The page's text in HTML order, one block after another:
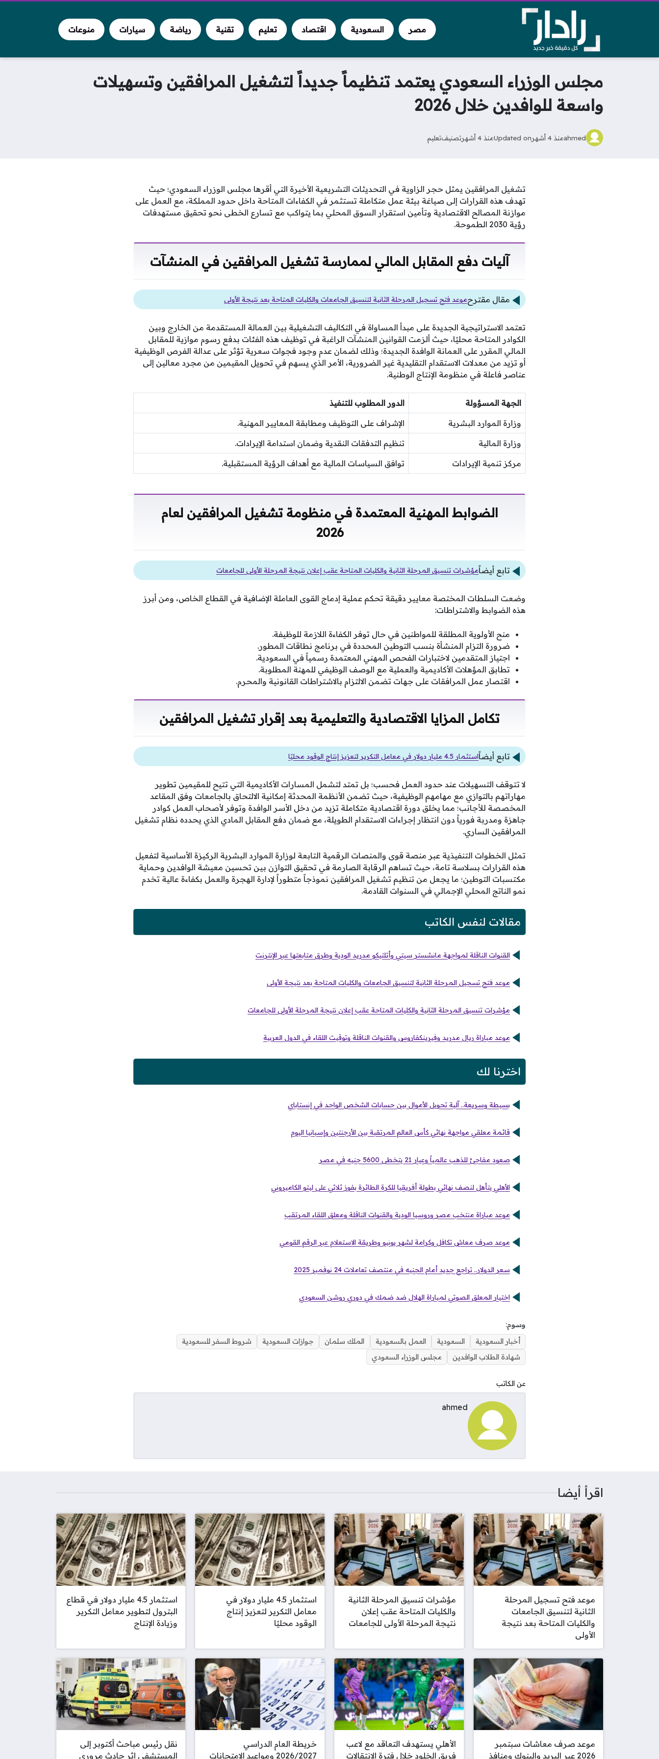
مصر السعودية اقتصاد تعليم تقنية رياضة سيارات منوعات
مجلس الوزراء السعودي يعتمد تنظيماً جديداً لتشغيل المرافقين وتسهيلات
واسعة للوافدين خلال 2026
ahmedمنذ 4 أشهر Updated onمنذ 4 أشهر تصنيفتعليم
تشغيل المرافقين يمثل حجر الزاوية في التحديثات التشريعية الأخيرة التي أقرها مجلس الوزراء السعودي؛ حيث
تهدف هذه القرارات إلى صياغة بيئة عمل متكاملة تستثمر في الكفاءات المتاحة داخل حدود المملكة، مع العمل على
موازنة المصالح الاقتصادية وتأمين استقرار السوق المحلي بما يتواكب مع تسارع الخطى نحو تحقيق مستهدفات
رؤية 2030 الطموحة.
آليات دفع المقابل المالي لممارسة تشغيل المرافقين في المنشآت
مقال مقترحموعد فتح تسجيل المرحلة الثانية لتنسيق الجامعات والكليات المتاحة بعد نتيجة الأولى
تعتمد الاستراتيجية الجديدة على مبدأ المساواة في التكاليف التشغيلية بين العمالة المستقدمة من الخارج وبين
الكوادر المتاحة محليًا، حيث ألزمت القوانين المنشآت الراغبة في توظيف هذه الفئات بدفع رسوم موازية للمقابل
المالي المقرر على العمانة الوافدة الجديدة؛ وذلك لضمان عدم وجود فجوات سعرية تؤثر على عدالة الفرص الوظيفية
أو تزيد من معدلات الاستقدام التقليدية غير الضرورية، الأمر الذي يسهم في تحويل المقيمين من مجرد معالين إلى
عناصر فاعلة في منظومة الإنتاج الوطنية.
الجهة المسؤولة الدور المطلوب للتنفيذ
وزارة الموارد البشرية الإشراف على التوظيف ومطابقة المعايير المهنية.
وزارة المالية تنظيم التدفقات النقدية وضمان استدامة الإيرادات.
مركز تنمية الإيرادات توافق السياسات المالية مع أهداف الرؤية المستقبلية.
الضوابط المهنية المعتمدة في منظومة تشغيل المرافقين لعام
2026
تابع أيضاًمؤشرات تنسيق المرحلة الثانية والكليات المتاحة عقب إعلان نتيجة المرحلة الأولى للجامعات
وضعت السلطات المختصة معايير دقيقة تحكم عملية إدماج القوى العاملة الإضافية في القطاع الخاص، ومن أبرز
هذه الضوابط والاشتراطات:
منح الأولوية المطلقة للمواطنين في حال توفر الكفاءة اللازمة للوظيفة.
ضرورة التزام المنشأة بنسب التوطين المحددة في برنامج نطاقات المطور.
اجتياز المتقدمين لاختبارات الفحص المهني المعتمدة رسمياً في السعودية.
تطابق المؤهلات الأكاديمية والعملية مع الوصف الوظيفي للمهنة المطلوبة.
اقتصار عمل المرافقات على جهات تضمن الالتزام بالاشتراطات القانونية والمحرم.
تكامل المزايا الاقتصادية والتعليمية بعد إقرار تشغيل المرافقين
تابع أيضاًاستثمار 4.5 مليار دولار في معامل التكرير لتعزيز إنتاج الوقود محليًا
لا تتوقف التسهيلات عند حدود العمل فحسب؛ بل تمتد لتشمل المسارات الأكاديمية التي تتيح للمقيمين تطوير
مهاراتهم بالتوازي مع مهامهم الوظيفية، حيث تضمن الأنظمة المحدثة إمكانية الالتحاق بالجامعات وفق المقاعد
المخصصة للأجانب؛ مما يخلق دورة اقتصادية متكاملة تزيد من دخل الأسر الوافدة وتوفر لأصحاب العمل كوادر
جاهزة ومدربة فورياً دون انتظار إجراءات الاستقدام الطويلة، مع ضمان دفع المقابل المادي الذي يحدده نظام تشغيل
المرافقين الساري.
تمثل الخطوات التنفيذية عبر منصة قوى والمنصات الرقمية التابعة لوزارة الموارد البشرية الركيزة الأساسية لتفعيل
هذه القرارات بسلاسة تامة، حيث تساهم الرقابة الصارمة في تحقيق التوازن بين تحسين معيشة الوافدين وحماية
مكتسبات التوطين؛ ما يجعل من تنظيم تشغيل المرافقين نموذجاً متطوراً لإدارة الهجرة والعمل بكفاءة عالية تخدم
نمو الناتج المحلي الإجمالي في السنوات القادمة.
مقالات لنفس الكاتب
القنوات الناقلة لمواجهة مانشستر سيتي وأتلتيكو مدريد الودية وطرق متابعتها عبر الإنترنت
موعد فتح تسجيل المرحلة الثانية لتنسيق الجامعات والكليات المتاحة بعد نتيجة الأولى
مؤشرات تنسيق المرحلة الثانية والكليات المتاحة عقب إعلان نتيجة المرحلة الأولى للجامعات
موعد مباراة ريال مدريد وفيرينكفاروس والقنوات الناقلة وتوقيت اللقاء في الدول العربية
اخترنا لك
بسيطة وسريعة.. آلية تحويل الأموال بين حسابات الشخص الواحد في إنستاباي
قائمة معلقي مواجهة نهائي كأس العالم المرتقبة بين الأرجنتين وإسبانيا اليوم
صعود مفاجئ للذهب عالمياً وعيار 21 يتخطى 5600 جنيه في مصر
الأهلي يتأهل لنصف نهائي بطولة أفريقيا للكرة الطائرة بفوز ثلاثي على ليتو الكاميروني
موعد مباراة منتخب مصر وروسيا الودية والقنوات الناقلة ومعلق اللقاء المرتقب
موعد صرف معاش تكافل وكرامة لشهر يونيو وطريقة الاستعلام عبر الرقم القومي
سعر الدولار.. تراجع جديد أمام الجنيه في منتصف تعاملات 24 نوفمبر 2025
اختيار المعلق الصوتي لمباراة الهلال ضد ضمك في دوري روشن السعودي
وسوم:
أخبار السعودية
السعودية العمل بالسعودية الملك سلمان جوازات السعودية
شروط السفر للسعودية
شهادة الطلاب الوافدين
مجلس الوزراء السعودي
عن الكاتب
ahmed
اقرأ أيضا
موعد فتح تسجيل المرحلة
الثانية لتنسيق الجامعات
والكليات المتاحة بعد نتيجة
الأولى
مؤشرات تنسيق المرحلة الثانية
والكليات المتاحة عقب إعلان
نتيجة المرحلة الأولى للجامعات
استثمار 4.5 مليار دولار في
معامل التكرير لتعزيز إنتاج
الوقود محليًا
استثمار 4.5 مليار دولار في قطاع
البترول لتطوير معامل التكرير
وزيادة الإنتاج
موعد صرف معاشات سبتمبر
2026 عبر البريد والبنوك ومنافذ
الأهلي يستهدف التعاقد مع لاعب
فريق الخلود خلال فترة الانتقالات
خريطة العام الدراسي
2026/2027 ومواعيد الامتحانات
نقل رئيس مباحث أكتوبر إلى
المستشفى إثر حادث مروري